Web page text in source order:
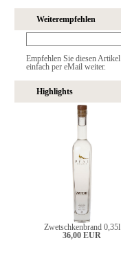
Weiterempfehlen
Empfehlen Sie diesen Artikel
einfach per eMail weiter.
Highlights
Zwetschkenbrand 0,35l
36,00 EUR